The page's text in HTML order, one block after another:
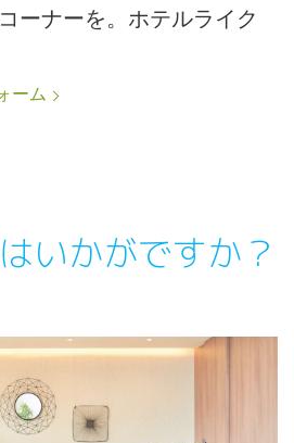
ーナーを。ホテルライク
ーム
いかがですか？